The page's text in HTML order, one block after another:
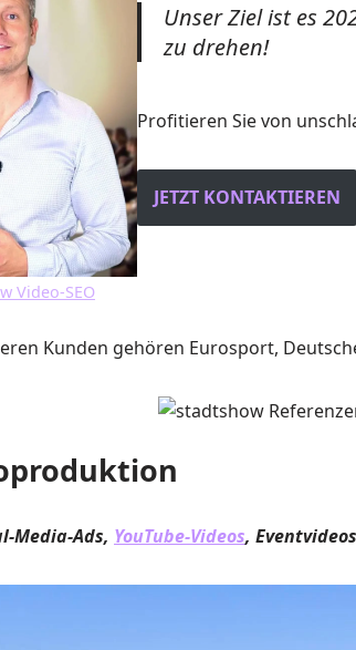
Video-SEO
Unser Ziel ist es
zu drehen!
Profitieren Sie von
JETZT KONTAKTIEREN
Kunden gehören Eurosport,
Media-Ads, YouTube-Videos,